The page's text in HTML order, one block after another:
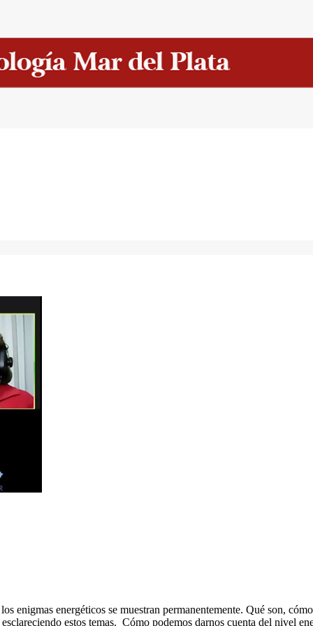
enigmas energéticos se muestran permanentemente. Qué son,
estos temas. Cómo podemos darnos cuenta del nivel